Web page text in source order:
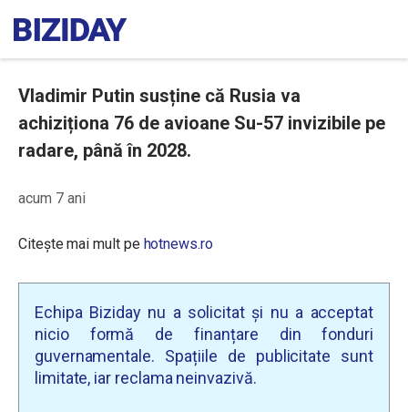
Vladimir Putin susține că Rusia va
achiziționa 76 de avioane Su-57 invizibile pe
radare, până în 2028.
acum 7 ani
Citește mai mult pe hotnews.ro
Echipa Biziday nu a solicitat și nu a acceptat
nicio formă de finanțare din fonduri
guvernamentale. Spațiile de publicitate sunt
limitate, iar reclama neinvazivă.